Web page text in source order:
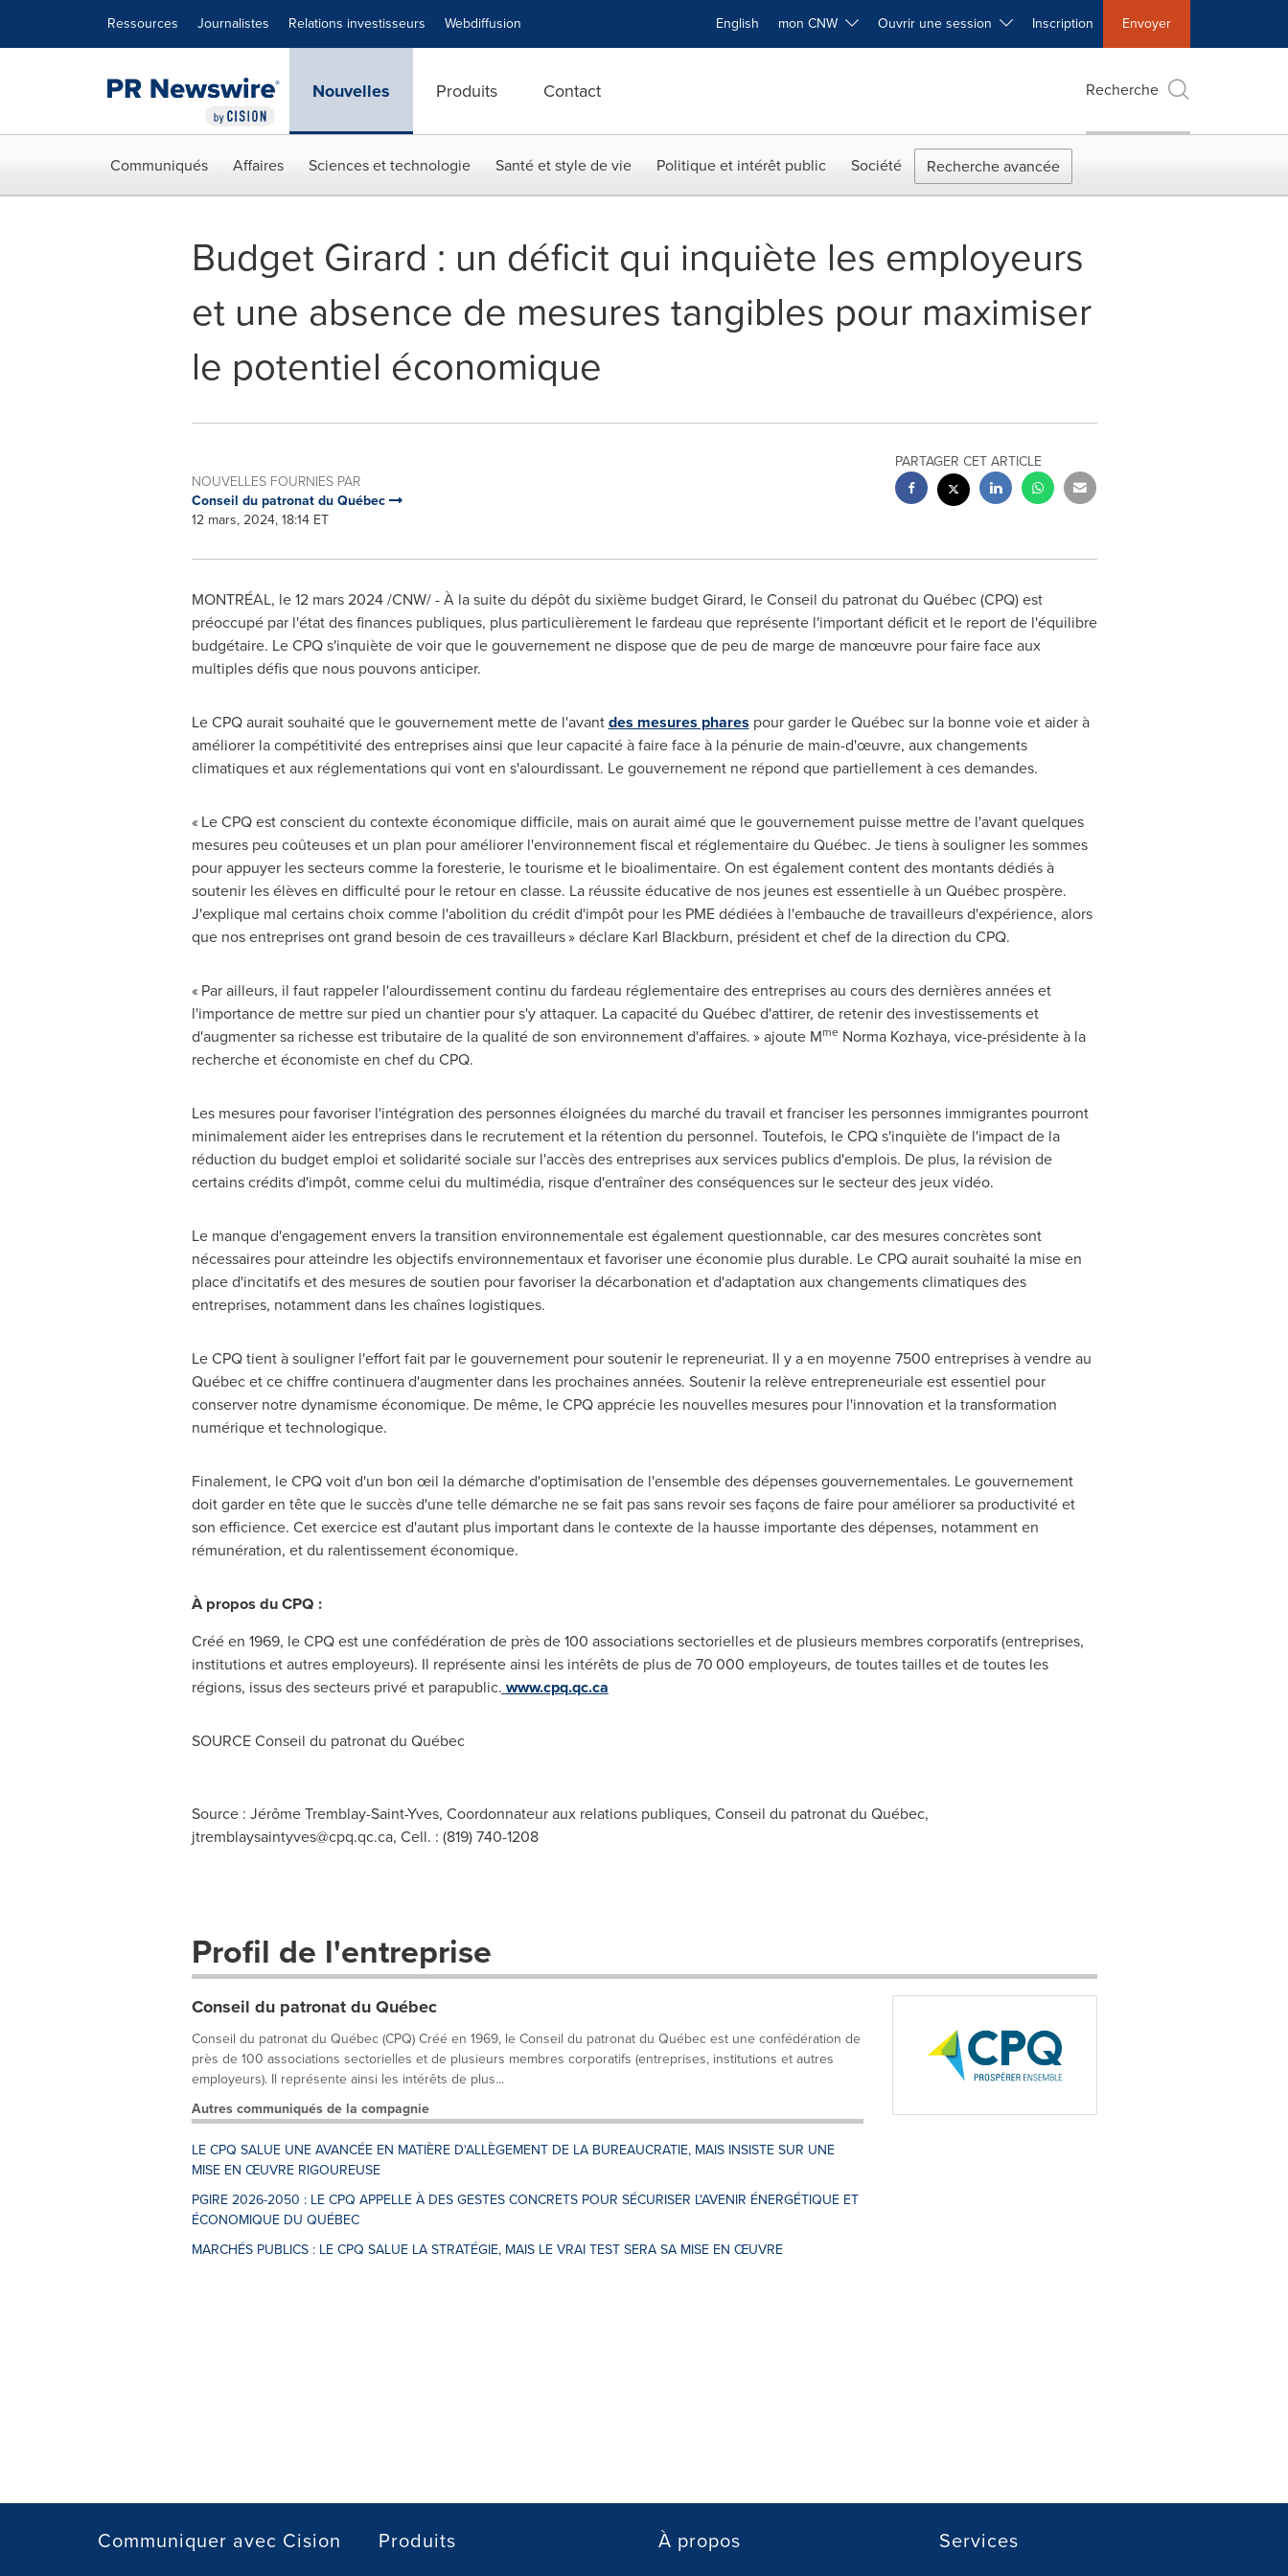
Ressources Journalistes Relations investisseurs Webdiffusion English mon CNW Ouvrir une session Inscription Envoyer
Nouvelles Produits Contact Recherche
Communiqués Affaires Sciences et technologie Santé et style de vie Politique et intérêt public Société Recherche avancée
Budget Girard : un déficit qui inquiète les employeurs
et une absence de mesures tangibles pour maximiser
le potentiel économique
NOUVELLES FOURNIES PAR
Conseil du patronat du Québec
12 mars, 2024, 18:14 ET
PARTAGER CET ARTICLE
MONTRÉAL, le 12 mars 2024/CNW/ - À la suite du dépôt du sixième budget Girard, le Conseil du patronat du Québec (CPQ) est
préoccupé par l'état des finances publiques, plus particulièrement le fardeau que représente l'important déficit et le report de l'équilibre
budgétaire. Le CPQ s'inquiète de voir que le gouvernement ne dispose que de peu de marge de manœuvre pour faire face aux
multiples défis que nous pouvons anticiper.
Le CPQ aurait souhaité que le gouvernement mette de l'avantdes mesures phares pour garder le Québec sur la bonne voie et aider à
améliorer la compétitivité des entreprises ainsi que leur capacité à faire face à la pénurie de main-d'œuvre, aux changements
climatiques et aux réglementations qui vont en s'alourdissant. Le gouvernement ne répond que partiellement à ces demandes.
« Le CPQ est conscient du contexte économique difficile, mais on aurait aimé que le gouvernement puisse mettre de l'avant quelques
mesures peu coûteuses et un plan pour améliorer l'environnement fiscal et réglementaire du Québec. Je tiens à souligner les sommes
pour appuyer les secteurs comme la foresterie, le tourisme et le bioalimentaire. On est également content des montants dédiés à
soutenir les élèves en difficulté pour le retour en classe. La réussite éducative de nos jeunes est essentielle à un Québec prospère.
J'explique mal certains choix comme l'abolition du crédit d'impôt pour les PME dédiées à l'embauche de travailleurs d'expérience, alors
que nos entreprises ont grand besoin de ces travailleurs » déclare Karl Blackburn, président et chef de la direction du CPQ.
« Par ailleurs, il faut rappeler l'alourdissement continu du fardeau réglementaire des entreprises au cours des dernières années et
l'importance de mettre sur pied un chantier pour s'y attaquer. La capacité du Québec d'attirer, de retenir des investissements et
d'augmenter sa richesse est tributaire de la qualité de son environnement d'affaires. » ajoute MmeNorma Kozhaya, vice-présidente à la
recherche et économiste en chef du CPQ.
Les mesures pour favoriser l'intégration des personnes éloignées du marché du travail et franciser les personnes immigrantes pourront
minimalement aider les entreprises dans le recrutement et la rétention du personnel. Toutefois, le CPQ s'inquiète de l'impact de la
réduction du budget emploi et solidarité sociale sur l'accès des entreprises aux services publics d'emplois. De plus, la révision de
certains crédits d'impôt, comme celui du multimédia, risque d'entraîner des conséquences sur le secteur des jeux vidéo.
Le manque d'engagement envers la transition environnementale est également questionnable, car des mesures concrètes sont
nécessaires pour atteindre les objectifs environnementaux et favoriser une économie plus durable. Le CPQ aurait souhaité la mise en
place d'incitatifs et des mesures de soutien pour favoriser la décarbonation et d'adaptation aux changements climatiques des
entreprises, notamment dans les chaînes logistiques.
Le CPQ tient à souligner l'effort fait par le gouvernement pour soutenir le repreneuriat. Il y a en moyenne 7500 entreprises à vendre au
Québec et ce chiffre continuera d'augmenter dans les prochaines années. Soutenir la relève entrepreneuriale est essentiel pour
conserver notre dynamisme économique. De même, le CPQ apprécie les nouvelles mesures pour l'innovation et la transformation
numérique et technologique.
Finalement, le CPQ voit d'un bon œil la démarche d'optimisation de l'ensemble des dépenses gouvernementales. Le gouvernement
doit garder en tête que le succès d'une telle démarche ne se fait pas sans revoir ses façons de faire pour améliorer sa productivité et
son efficience. Cet exercice est d'autant plus important dans le contexte de la hausse importante des dépenses, notamment en
rémunération, et du ralentissement économique.
À propos du CPQ :
Créé en 1969, le CPQ est une confédération de près de 100 associations sectorielles et de plusieurs membres corporatifs (entreprises,
institutions et autres employeurs). Il représente ainsi les intérêts de plus de 70 000 employeurs, de toutes tailles et de toutes les
régions, issus des secteurs privé et parapublic. www.cpq.qc.ca
SOURCE Conseil du patronat du Québec
Source : Jérôme Tremblay-Saint-Yves, Coordonnateur aux relations publiques, Conseil du patronat du Québec,
jtremblaysaintyves@cpq.qc.ca, Cell. : (819) 740-1208
Profil de l'entreprise
Conseil du patronat du Québec
Conseil du patronat du Québec (CPQ) Créé en 1969, le Conseil du patronat du Québec est une confédération de
près de 100 associations sectorielles et de plusieurs membres corporatifs (entreprises, institutions et autres
employeurs). Il représente ainsi les intérêts de plus...
Autres communiqués de la compagnie
LE CPQ SALUE UNE AVANCÉE EN MATIÈRE D'ALLÈGEMENT DE LA BUREAUCRATIE, MAIS INSISTE SUR UNE
MISE EN ŒUVRE RIGOUREUSE
PGIRE 2026-2050 : LE CPQ APPELLE À DES GESTES CONCRETS POUR SÉCURISER L'AVENIR ÉNERGÉTIQUE ET
ÉCONOMIQUE DU QUÉBEC
MARCHÉS PUBLICS : LE CPQ SALUE LA STRATÉGIE, MAIS LE VRAI TEST SERA SA MISE EN ŒUVRE
Communiquer avec Cision Produits À propos Services